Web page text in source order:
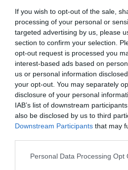
If you wish to opt-out of the sale,
processing of your personal or
targeted advertising by us, please
section to confirm your selection.
opt-out request is processed you
interest-based ads based on
us or personal information
your opt-out. You may separately
disclosure of your personal
IAB’s list of downstream
also be disclosed by us to third
Downstream Participants that may
Personal Data Processing Opt
o l’impacte en el territori.
AfegirVIA Empresa
Google de forma
Estigues informat amb les
ACTIVAR ARA